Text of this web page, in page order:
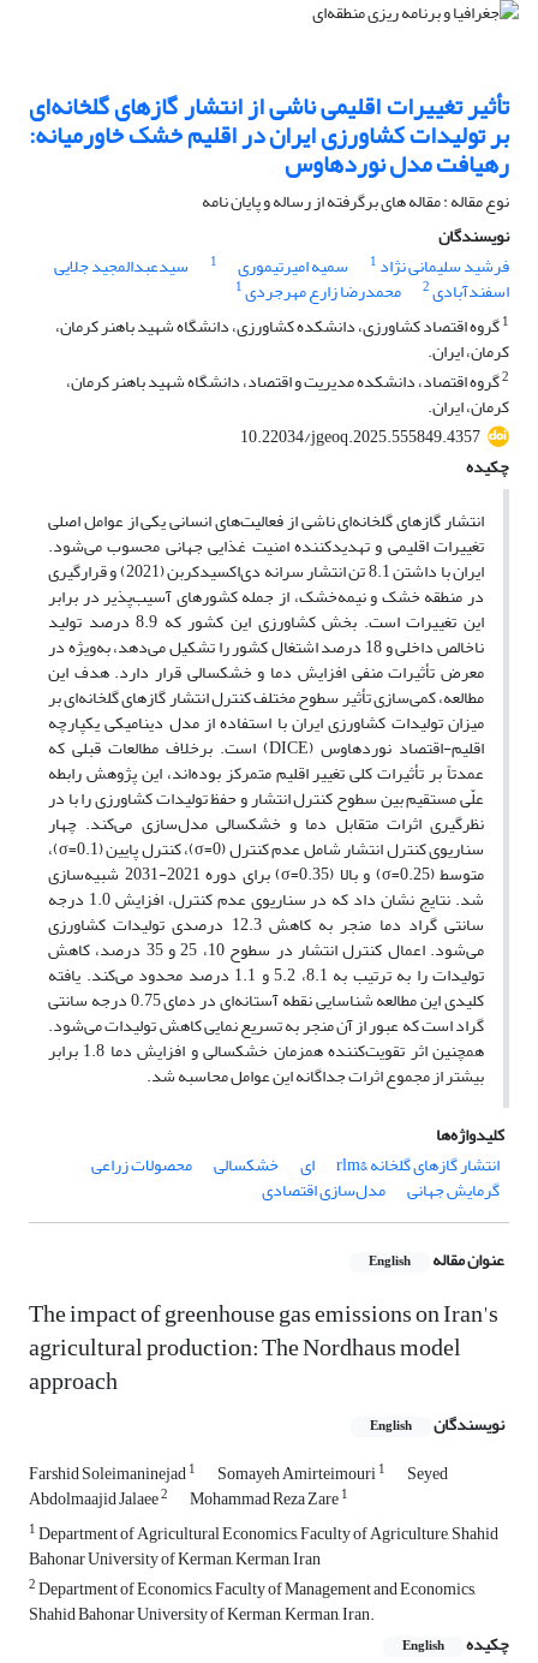
تأثیر تغییرات اقلیمی ناشی از انتشار گازهای گلخانه‌ای
بر تولیدات کشاورزی ایران در اقلیم خشک خاورمیانه:
رهیافت مدل نوردهاوس
نوع مقاله : مقاله های برگرفته از رساله و پایان نامه
نویسندگان
فرشید سلیمانی ‏نژاد 1 سمیه امیرتیموری 1 سیدعبدالمجید جلایی
اسفندآبادی2 محمدرضا زارع مهرجردی1
1گروه اقتصاد کشاورزی، دانشکده کشاورزی، دانشگاه شهید باهنر کرمان،
کرمان، ایران.
2گروه اقتصاد، دانشکده مدیریت و اقتصاد، دانشگاه شهید باهنر کرمان،
کرمان، ایران.
10.22034/jgeoq.2025.555849.4357
چکیده
انتشار گازهای گلخانه‌ای ناشی از فعالیت‌های انسانی یکی از عوامل اصلی
تغییرات اقلیمی و تهدیدکننده امنیت غذایی جهانی محسوب می‌شود.
ایران با داشتن 8.1 تن انتشار سرانه دی‌اکسیدکربن (2021) و قرارگیری
در منطقه خشک و نیمه‌خشک، از جمله کشورهای آسیب‌پذیر در برابر
این تغییرات است. بخش کشاورزی این کشور که 8.9 درصد تولید
ناخالص داخلی و 18 درصد اشتغال کشور را تشکیل می‌دهد، به‌ویژه در
معرض تأثیرات منفی افزایش دما و خشکسالی قرار دارد. هدف این
مطالعه، کمی‌سازی تأثیر سطوح مختلف کنترل انتشار گازهای گلخانه‌ای بر
میزان تولیدات کشاورزی ایران با استفاده از مدل دینامیکی یکپارچه
اقلیم-اقتصاد نوردهاوس (DICE) است. برخلاف مطالعات قبلی که
عمدتاً بر تأثیرات کلی تغییر اقلیم متمرکز بوده‌اند، این پژوهش رابطه
علّی مستقیم بین سطوح کنترل انتشار و حفظ تولیدات کشاورزی را با در
نظرگیری اثرات متقابل دما و خشکسالی مدل‌سازی می‌کند. چهار
سناریوی کنترل انتشار شامل عدم کنترل (σ=0)، کنترل پایین (σ=0.1)،
متوسط (σ=0.25) و بالا (σ=0.35) برای دوره 2021-2031 شبیه‌سازی
شد. نتایج نشان داد که در سناریوی عدم کنترل، افزایش 1.0 درجه
سانتی گراد دما منجر به کاهش 12.3 درصدی تولیدات کشاورزی
می‌شود. اعمال کنترل انتشار در سطوح 10، 25 و 35 درصد، کاهش
تولیدات را به ترتیب به 8.1، 5.2 و 1.1 درصد محدود می‌کند. یافته
کلیدی این مطالعه شناسایی نقطه آستانه‌ای در دمای 0.75 درجه سانتی
گراد است که عبور از آن منجر به تسریع نمایی کاهش تولیدات می‌شود.
همچنین اثر تقویت‌کننده همزمان خشکسالی و افزایش دما 1.8 برابر
بیشتر از مجموع اثرات جداگانه این عوامل محاسبه شد.
کلیدواژه‌ها
انتشار گازهای گلخانه &‌rlm
ای خشکسالی محصولات زراعی
گرمایش جهانی مدل‌سازی اقتصادی
عنوان مقاله English
The impact of greenhouse gas emissions on Iran's
agricultural production: The Nordhaus model
approach
نویسندگان English
Farshid Soleimaninejad1 Somayeh Amirteimouri1 Seyed
Abdolmaajid Jalaee2 Mohammad Reza Zare1
1Department of Agricultural Economics, Faculty of Agriculture, Shahid
Bahonar University of Kerman, Kerman, Iran
2Department of Economics, Faculty of Management and Economics,
Shahid Bahonar University of Kerman, Kerman, Iran.
چکیده
English